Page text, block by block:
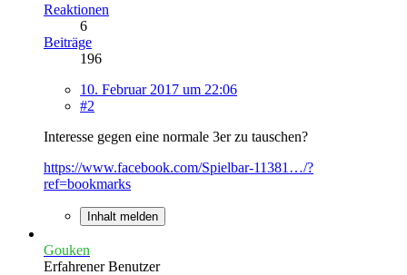
Reaktionen
6
Beiträge
196
10. Februar 2017 um 22:06
#2
Interesse gegen eine normale 3er zu tauschen?
https://www.facebook.com/Spielbar-11381…/?
ref=bookmarks
Inhalt melden
Gouken
Erfahrener Benutzer